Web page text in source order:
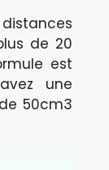
de 20
est
une
50cm3